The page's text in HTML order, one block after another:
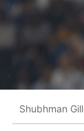
Shubhman Gill